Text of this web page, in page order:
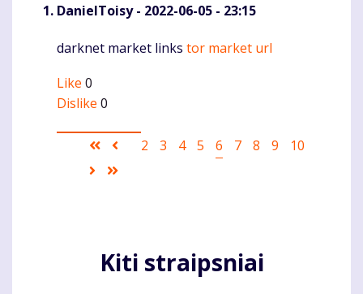
DanielToisy- 2022-06-05 - 23:15
Komentaras
darknet market links tor market url
Like 0
Dislike 0
Pagination
First
page
Ankstesnis
Puslapis
2 Puslapis
3 Puslapis
4 Puslapis
5
Current
6 Puslapis
7 Puslapis
8 Puslapis
9 Puslapis
10
Sekantis
Kiti straipsniai